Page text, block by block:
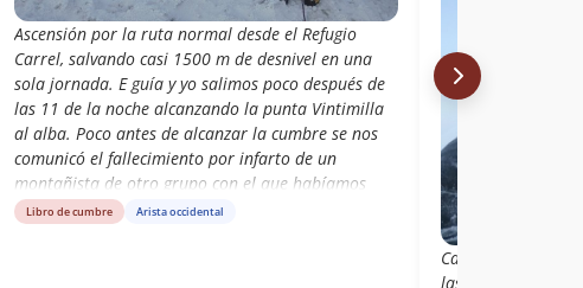
Ascensión por la ruta normal desde el Refugio
Carrel, salvando casi 1500 m de desnivel en una
sola jornada. E guía y yo salimos poco después de
las 11 de la noche alcanzando la punta Vintimilla
al alba. Poco antes de alcanzar la cumbre se nos
comunicó el fallecimiento por infarto de un
montañista de otro grupo con el que habíamos
compartido refugio horas antes. Vistas las
Libro de cumbre Arista occidental
Cansados, luego
las 10PM del 14